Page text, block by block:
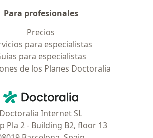
Para profesionales
Precios
para especialistas
para especialistas
de los Planes Doctoralia
Doctoralia - Página de inicio
Doctoralia Internet SL
Pla 2 - Building B2, floor 13